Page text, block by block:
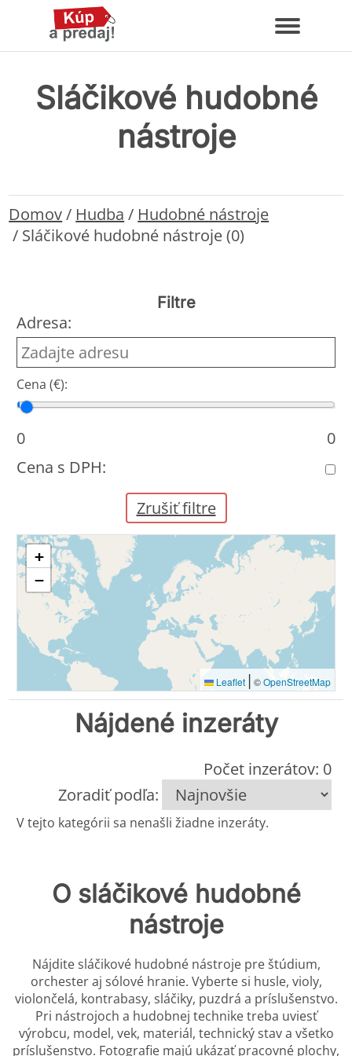
Sláčikové hudobné
nástroje
Domov/ Hudba / Hudobné nástroje
/ Sláčikové hudobné nástroje (0)
Filtre
Adresa:
Cena (€):
Cena od
Cena do
0
0
Cena s DPH:
Zrušiť filtre
+
−
Leaflet | ©OpenStreetMap
Nájdené inzeráty
Počet inzerátov: 0
Zoradiť podľa:
V tejto kategórii sa nenašli žiadne inzeráty.
O sláčikové hudobné
nástroje
Nájdite sláčikové hudobné nástroje pre štúdium,
orchester aj sólové hranie. Vyberte si husle, violy,
violončelá, kontrabasy, sláčiky, puzdrá a príslušenstvo.
Pri nástrojoch a hudobnej technike treba uviesť
výrobcu, model, vek, materiál, technický stav a všetko
príslušenstvo. Fotografie majú ukázať pracovné plochy,